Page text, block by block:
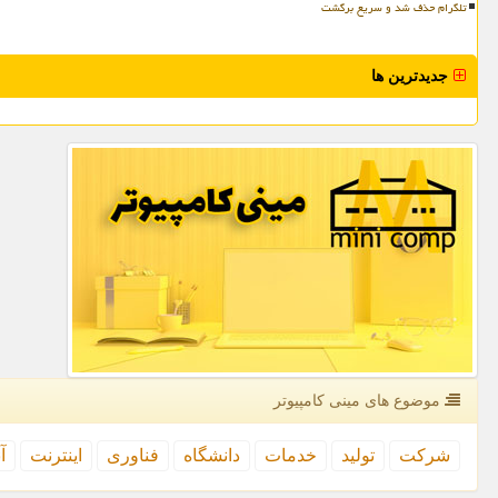
تلگرام حذف شد و سریع برگشت
جدیدترین ها
موضوع های مینی كامپیوتر
شركت تولید خدمات دانشگاه فناوری اینترنت